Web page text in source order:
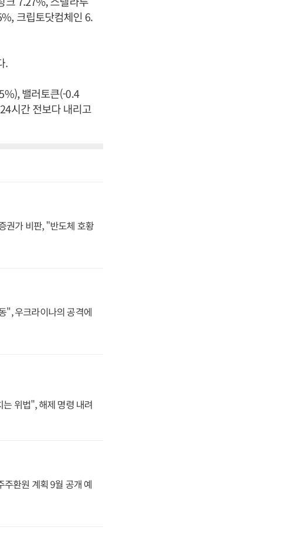
크립토닷컴체인 6.
.
밸러토큰(-0.4
시간 전보다 내리고
권가 비판, "반도체 호황
", 우크라이나의 공격에
위법", 해제 명령 내려
환원 계획 9월 공개 예